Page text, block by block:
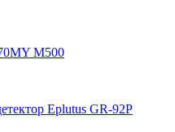
M500
Eplutus GR-92P